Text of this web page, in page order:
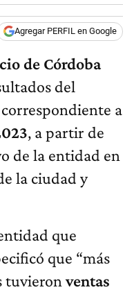
Agregar PERFIL en Google
de Córdoba
del
correspondiente a
, a partir de
de la entidad en
la ciudad y
que
que “más
tuvieronventas